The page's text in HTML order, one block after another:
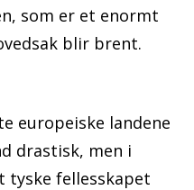
som er et enormt
blir brent.
europeiske landene
drastisk, men i
tyske fellesskapet